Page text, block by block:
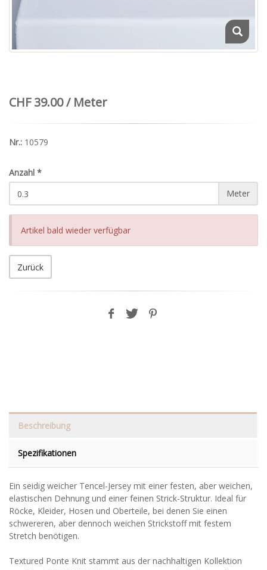
CHF 39.00 / Meter
Nr.: 10579
Anzahl *
Meter
Artikel bald wieder verfügbar
Zurück
Beschreibung
Spezifikationen
Ein seidig weicher Tencel-Jersey mit einer festen, aber weichen,
elastischen Dehnung und einer feinen Strick-Struktur. Ideal für
Röcke, Kleider, Hosen und Oberteile, bei denen Sie einen
schwereren, aber dennoch weichen Strickstoff mit festem
Stretch benötigen.
Textured Ponte Knit stammt aus der nachhaltigen Kollektion